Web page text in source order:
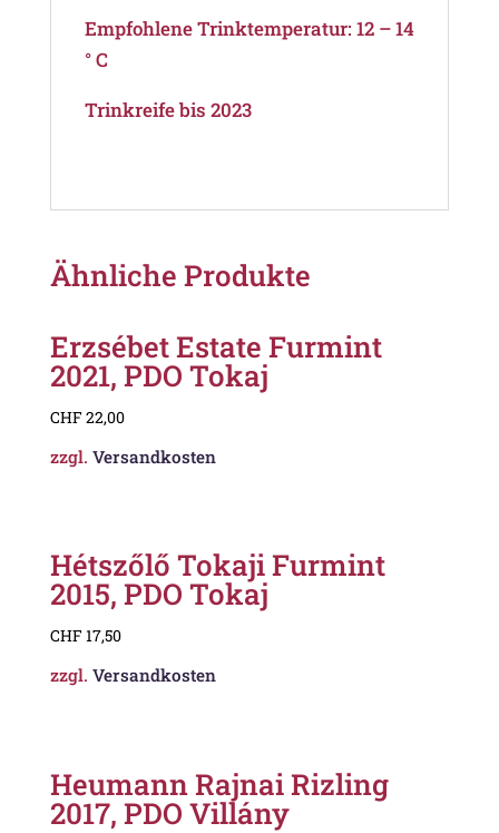
Empfohlene Trinktemperatur: 12 – 14
° C
Trinkreife bis 2023
Ähnliche Produkte
Erzsébet Estate Furmint
2021, PDO Tokaj
CHF 22,00
zzgl. Versandkosten
Hétszőlő Tokaji Furmint
2015, PDO Tokaj
CHF 17,50
zzgl. Versandkosten
Heumann Rajnai Rizling
2017, PDO Villány